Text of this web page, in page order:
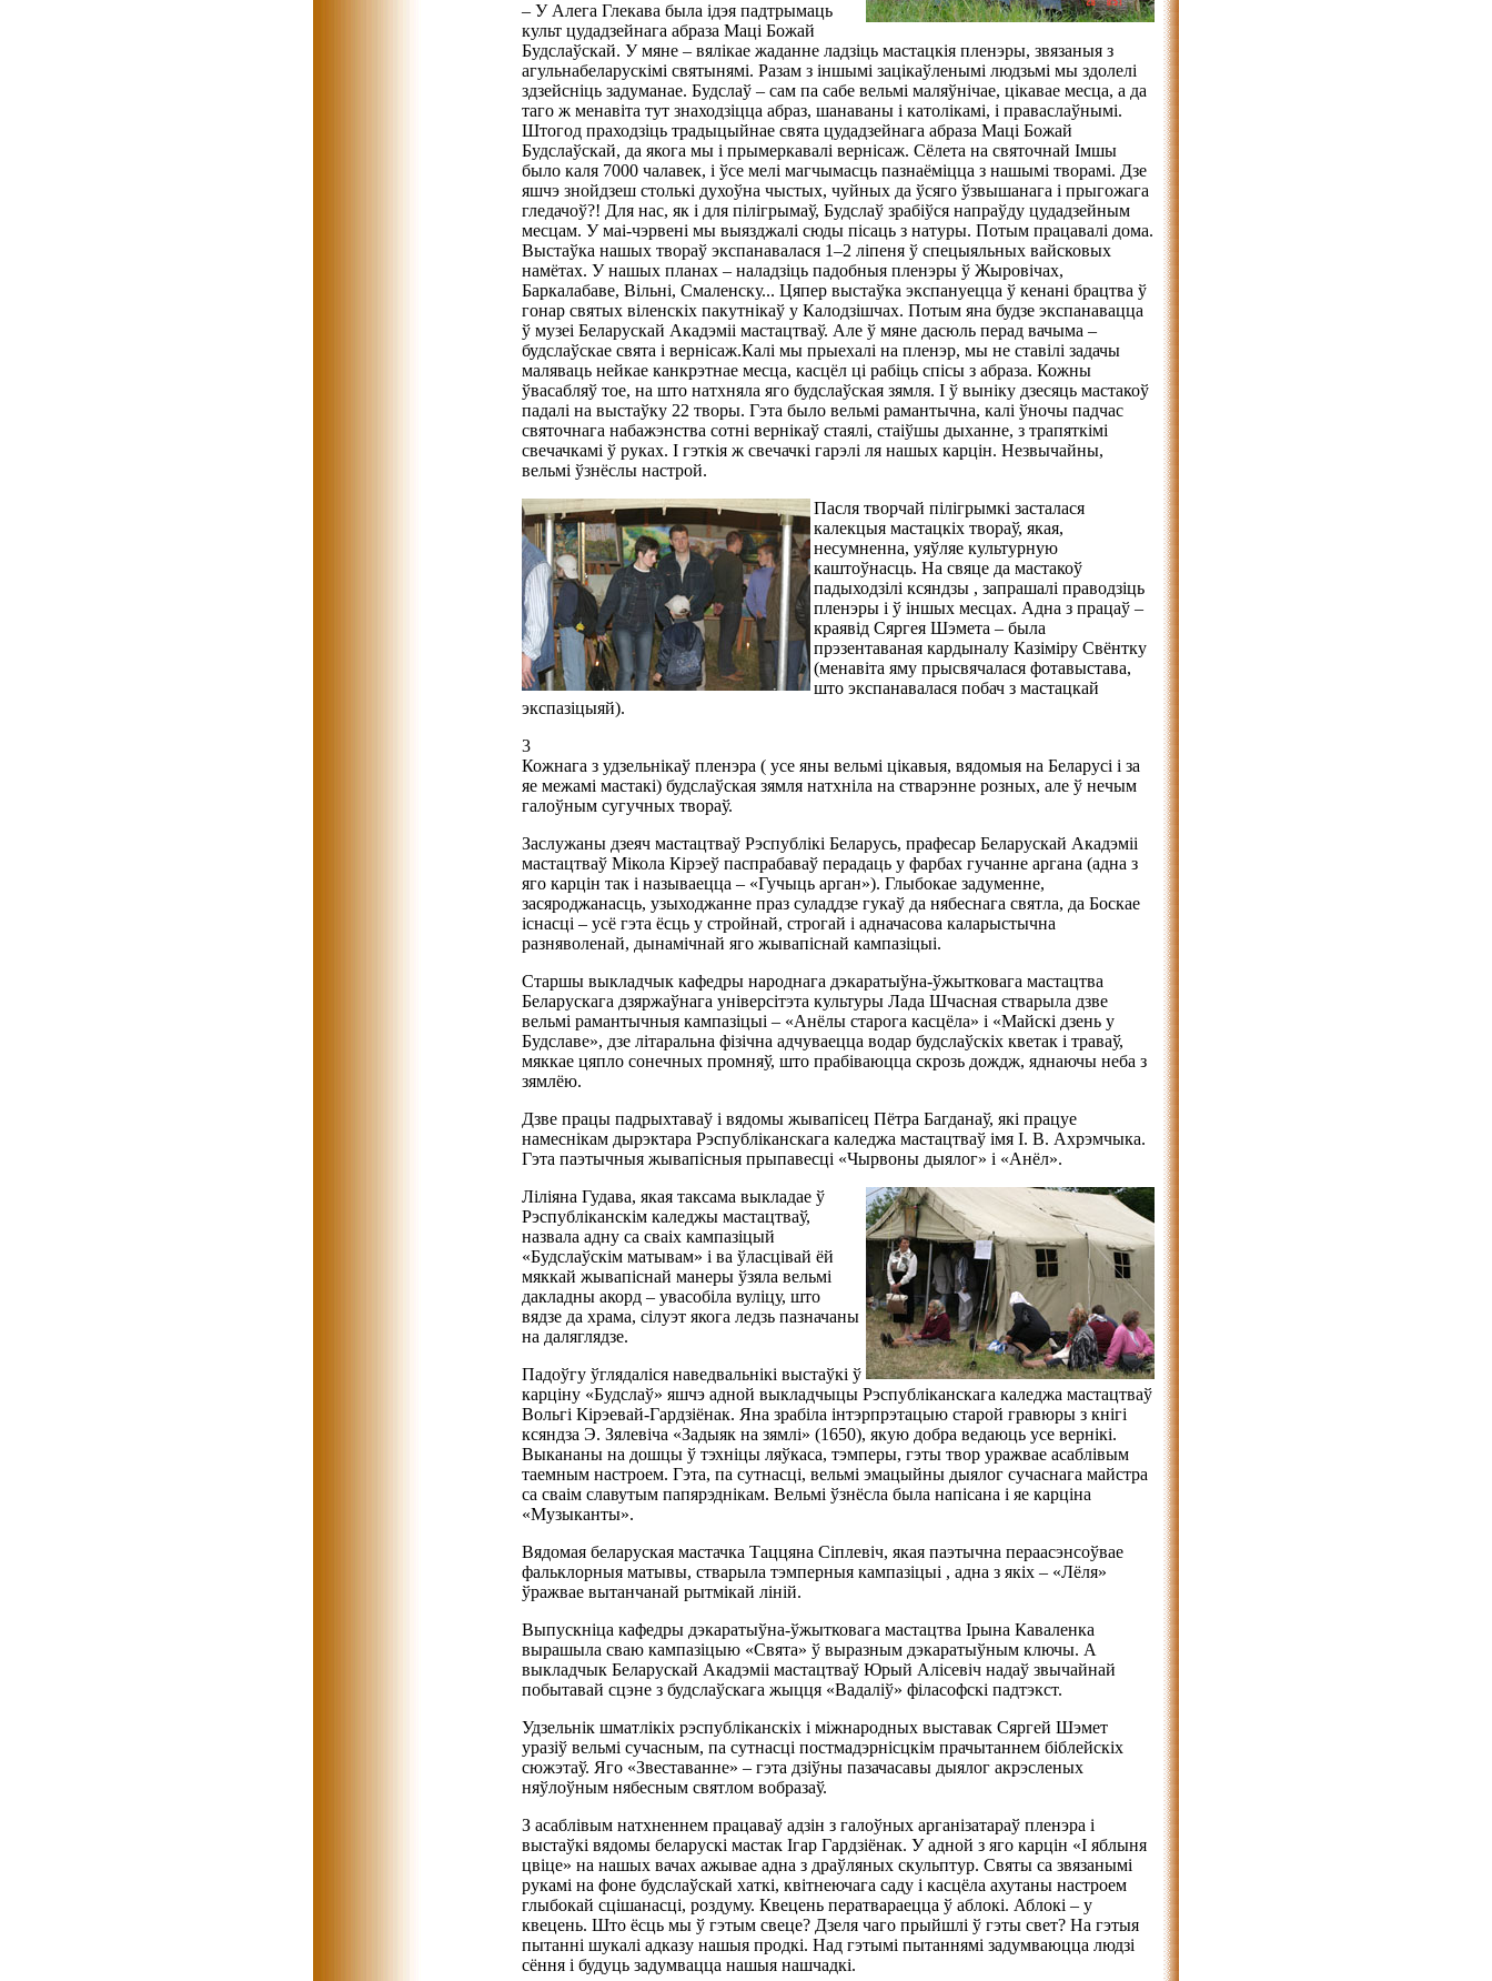
– У Алега Глекава была ідэя падтрымаць
культ цудадзейнага абраза Маці Божай
Будслаўскай. У мяне – вялікае жаданне ладзіць мастацкія пленэры, звязаныя з
агульнабеларускімі святынямі. Разам з іншымі зацікаўленымі людзьмі мы здолелі
здзейсніць задуманае. Будслаў – сам па сабе вельмі маляўнічае, цікавае месца, а да
таго ж менавіта тут знаходзіцца абраз, шанаваны і католікамі, і праваслаўнымі.
Штогод праходзіць традыцыйнае свята цудадзейнага абраза Маці Божай
Будслаўскай, да якога мы і прымеркавалі вернісаж. Сёлета на святочнай Імшы
было каля 7000 чалавек, і ўсе мелі магчымасць пазнаёміцца з нашымі творамі. Дзе
яшчэ знойдзеш столькі духоўна чыстых, чуйных да ўсяго ўзвышанага і прыгожага
гледачоў?! Для нас, як і для пілігрымаў, Будслаў зрабіўся напраўду цудадзейным
месцам. У маі-чэрвені мы выязджалі сюды пісаць з натуры. Потым працавалі дома.
Выстаўка нашых твораў экспанавалася 1–2 ліпеня ў спецыяльных вайсковых
намётах. У нашых планах – наладзіць падобныя пленэры ў Жыровічах,
Баркалабаве, Вільні, Смаленску... Цяпер выстаўка экспануецца ў кенані брацтва ў
гонар святых віленскіх пакутнікаў у Калодзішчах. Потым яна будзе экспанавацца
ў музеі Беларускай Акадэміі мастацтваў. Але ў мяне дасюль перад вачыма –
будслаўскае свята і вернісаж.Калі мы прыехалі на пленэр, мы не ставілі задачы
маляваць нейкае канкрэтнае месца, касцёл ці рабіць спісы з абраза. Кожны
ўвасабляў тое, на што натхняла яго будслаўская зямля. І ў выніку дзесяць мастакоў
падалі на выстаўку 22 творы. Гэта было вельмі рамантычна, калі ўночы падчас
святочнага набажэнства сотні вернікаў стаялі, стаіўшы дыханне, з трапяткімі
свечачкамі ў руках. І гэткія ж свечачкі гарэлі ля нашых карцін. Незвычайны,
вельмі ўзнёслы настрой.
Пасля творчай пілігрымкі засталася
калекцыя мастацкіх твораў, якая,
несумненна, уяўляе культурную
каштоўнасць. На свяце да мастакоў
падыходзілі ксяндзы , запрашалі праводзіць
пленэры і ў іншых месцах. Адна з працаў –
краявід Сяргея Шэмета – была
прэзентаваная кардыналу Казіміру Свёнтку
(менавіта яму прысвячалася фотавыстава,
што экспанавалася побач з мастацкай
экспазіцыяй).
3
Кожнага з удзельнікаў пленэра ( усе яны вельмі цікавыя, вядомыя на Беларусі і за
яе межамі мастакі) будслаўская зямля натхніла на стварэнне розных, але ў нечым
галоўным сугучных твораў.
Заслужаны дзеяч мастацтваў Рэспублікі Беларусь, прафесар Беларускай Акадэміі
мастацтваў Мікола Кірэеў паспрабаваў перадаць у фарбах гучанне аргана (адна з
яго карцін так і называецца – «Гучыць арган»). Глыбокае задуменне,
засяроджанасць, узыходжанне праз суладдзе гукаў да нябеснага святла, да Боскае
існасці – усё гэта ёсць у стройнай, строгай і адначасова каларыстычна
разняволенай, дынамічнай яго жывапіснай кампазіцыі.
Старшы выкладчык кафедры народнага дэкаратыўна-ўжытковага мастацтва
Беларускага дзяржаўнага універсітэта культуры Лада Шчасная стварыла дзве
вельмі рамантычныя кампазіцыі – «Анёлы старога касцёла» і «Майскі дзень у
Будславе», дзе літаральна фізічна адчуваецца водар будслаўскіх кветак і траваў,
мяккае цяпло сонечных промняў, што прабіваюцца скрозь дождж, яднаючы неба з
зямлёю.
Дзве працы падрыхтаваў і вядомы жывапісец Пётра Багданаў, які працуе
намеснікам дырэктара Рэспубліканскага каледжа мастацтваў імя І. В. Ахрэмчыка.
Гэта паэтычныя жывапісныя прыпавесці «Чырвоны дыялог» і «Анёл».
Ліліяна Гудава, якая таксама выкладае ў
Рэспубліканскім каледжы мастацтваў,
назвала адну са сваіх кампазіцый
«Будслаўскім матывам» і ва ўласцівай ёй
мяккай жывапіснай манеры ўзяла вельмі
дакладны акорд – увасобіла вуліцу, што
вядзе да храма, сілуэт якога ледзь пазначаны
на даляглядзе.
Падоўгу ўглядаліся наведвальнікі выстаўкі ў
карціну «Будслаў» яшчэ адной выкладчыцы Рэспубліканскага каледжа мастацтваў
Вольгі Кірэевай-Гардзіёнак. Яна зрабіла інтэрпрэтацыю старой гравюры з кнігі
ксяндза Э. Зялевіча «Задыяк на зямлі» (1650), якую добра ведаюць усе вернікі.
Выкананы на дошцы ў тэхніцы ляўкаса, тэмперы, гэты твор уражвае асаблівым
таемным настроем. Гэта, па сутнасці, вельмі эмацыйны дыялог сучаснага майстра
са сваім славутым папярэднікам. Вельмі ўзнёсла была напісана і яе карціна
«Музыканты».
Вядомая беларуская мастачка Таццяна Сіплевіч, якая паэтычна пераасэнсоўвае
фальклорныя матывы, стварыла тэмперныя кампазіцыі , адна з якіх – «Лёля»
ўражвае вытанчанай рытмікай ліній.
Выпускніца кафедры дэкаратыўна-ўжытковага мастацтва Ірына Каваленка
вырашыла сваю кампазіцыю «Свята» ў выразным дэкаратыўным ключы. А
выкладчык Беларускай Акадэміі мастацтваў Юрый Алісевіч надаў звычайнай
побытавай сцэне з будслаўскага жыцця «Вадаліў» філасофскі падтэкст.
Удзельнік шматлікіх рэспубліканскіх і міжнародных выставак Сяргей Шэмет
уразіў вельмі сучасным, па сутнасці постмадэрнісцкім прачытаннем біблейскіх
сюжэтаў. Яго «Звеставанне» – гэта дзіўны пазачасавы дыялог акрэсленых
няўлоўным нябесным святлом вобразаў.
З асаблівым натхненнем працаваў адзін з галоўных арганізатараў пленэра і
выстаўкі вядомы беларускі мастак Ігар Гардзіёнак. У адной з яго карцін «І яблыня
цвіце» на нашых вачах ажывае адна з драўляных скульптур. Святы са звязанымі
рукамі на фоне будслаўскай хаткі, квітнеючага саду і касцёла ахутаны настроем
глыбокай сцішанасці, роздуму. Квецень ператвараецца ў аблокі. Аблокі – у
квецень. Што ёсць мы ў гэтым свеце? Дзеля чаго прыйшлі ў гэты свет? На гэтыя
пытанні шукалі адказу нашыя продкі. Над гэтымі пытаннямі задумваюцца людзі
сёння і будуць задумвацца нашыя нашчадкі.